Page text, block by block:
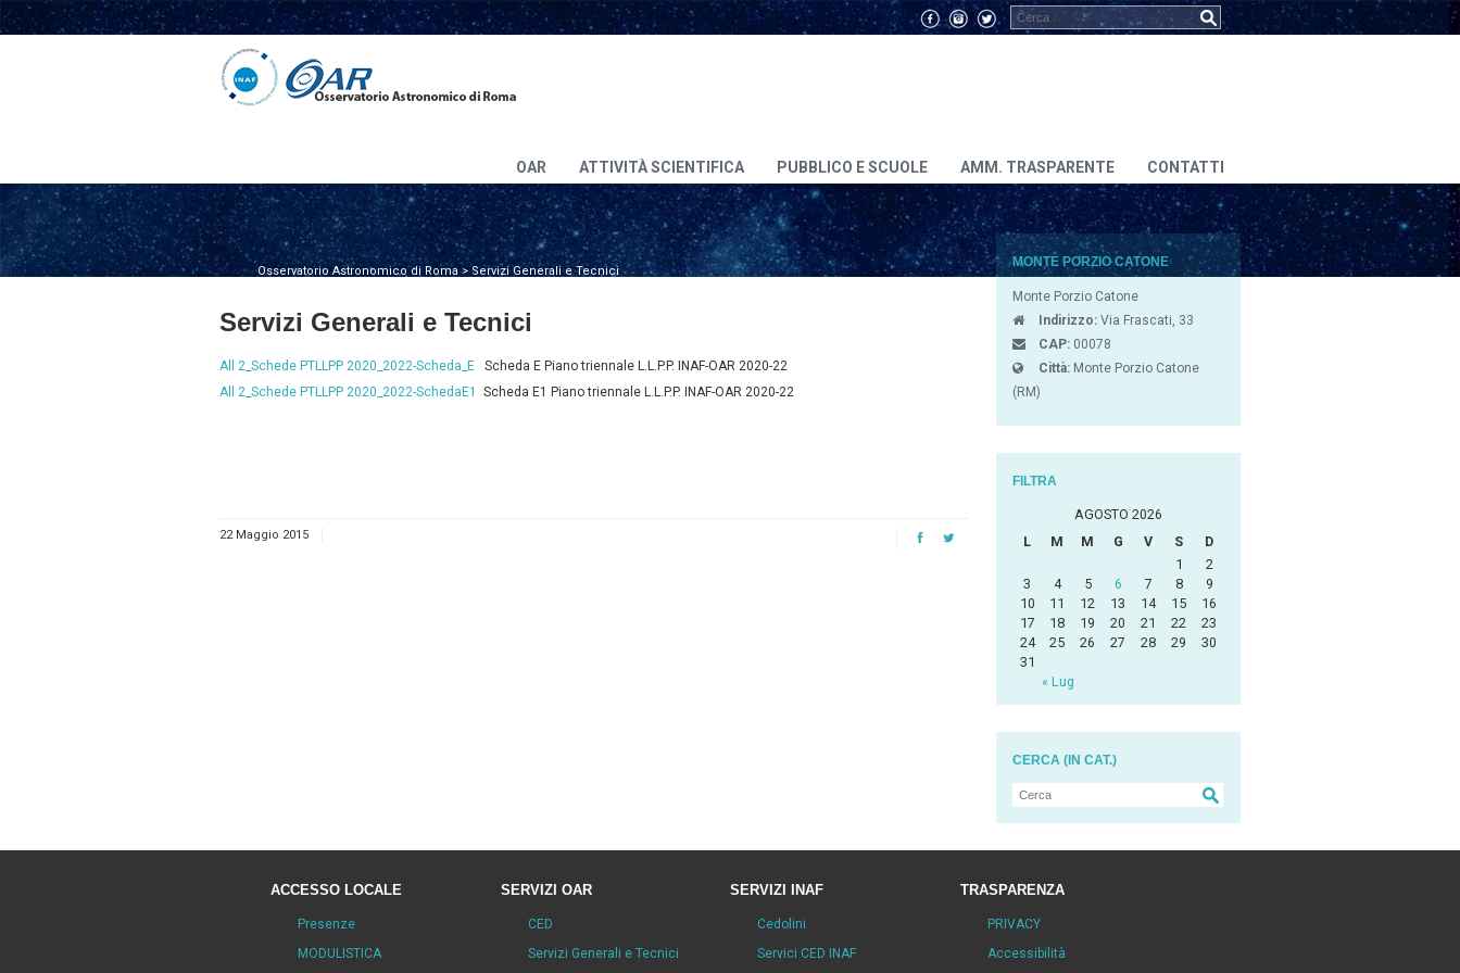
OAR ATTIVITÀ SCIENTIFICA PUBBLICO E SCUOLE AMM. TRASPARENTE CONTATTI
Osservatorio Astronomico di Roma> Servizi Generali e Tecnici
Servizi Generali e Tecnici
All 2_Schede PTLLPP 2020_2022-Scheda_E Scheda E Piano triennale L.L.P.P. INAF-OAR 2020-22
All 2_Schede PTLLPP 2020_2022-SchedaE1
Scheda E1 Piano triennale L.L.P.P. INAF-OAR 2020-22
22 Maggio 2015
MONTE PORZIO CATONE
Monte Porzio Catone
Indirizzo: Via Frascati, 33
CAP: 00078
Città: Monte Porzio Catone
(RM)
FILTRA
AGOSTO 2026
L
M M G V S D
« Lug
1
2
3
4 5 6 7 8
9
10
11 12 13 14 15
16
17
18 19 20 21 22
23
24
25 26 27 28 29
30
31
CERCA (IN CAT.)
ACCESSO LOCALE
Presenze
MODULISTICA
SERVIZI OAR
CED
Servizi Generali e Tecnici
SERVIZI INAF
Cedolini
Servici CED INAF
TRASPARENZA
PRIVACY
Accessibilità